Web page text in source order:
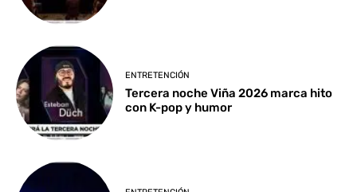
ENTRETENCIÓN
Tercera noche Viña 2026 marca hito
con K-pop y humor